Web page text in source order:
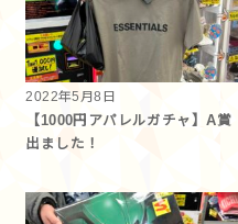
2022年5月8日
【1000円アパレルガチャ】A賞
出ました！